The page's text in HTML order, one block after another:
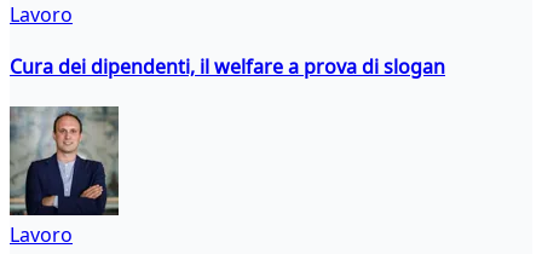
Lavoro
Cura dei dipendenti, il welfare a prova di slogan
Lavoro